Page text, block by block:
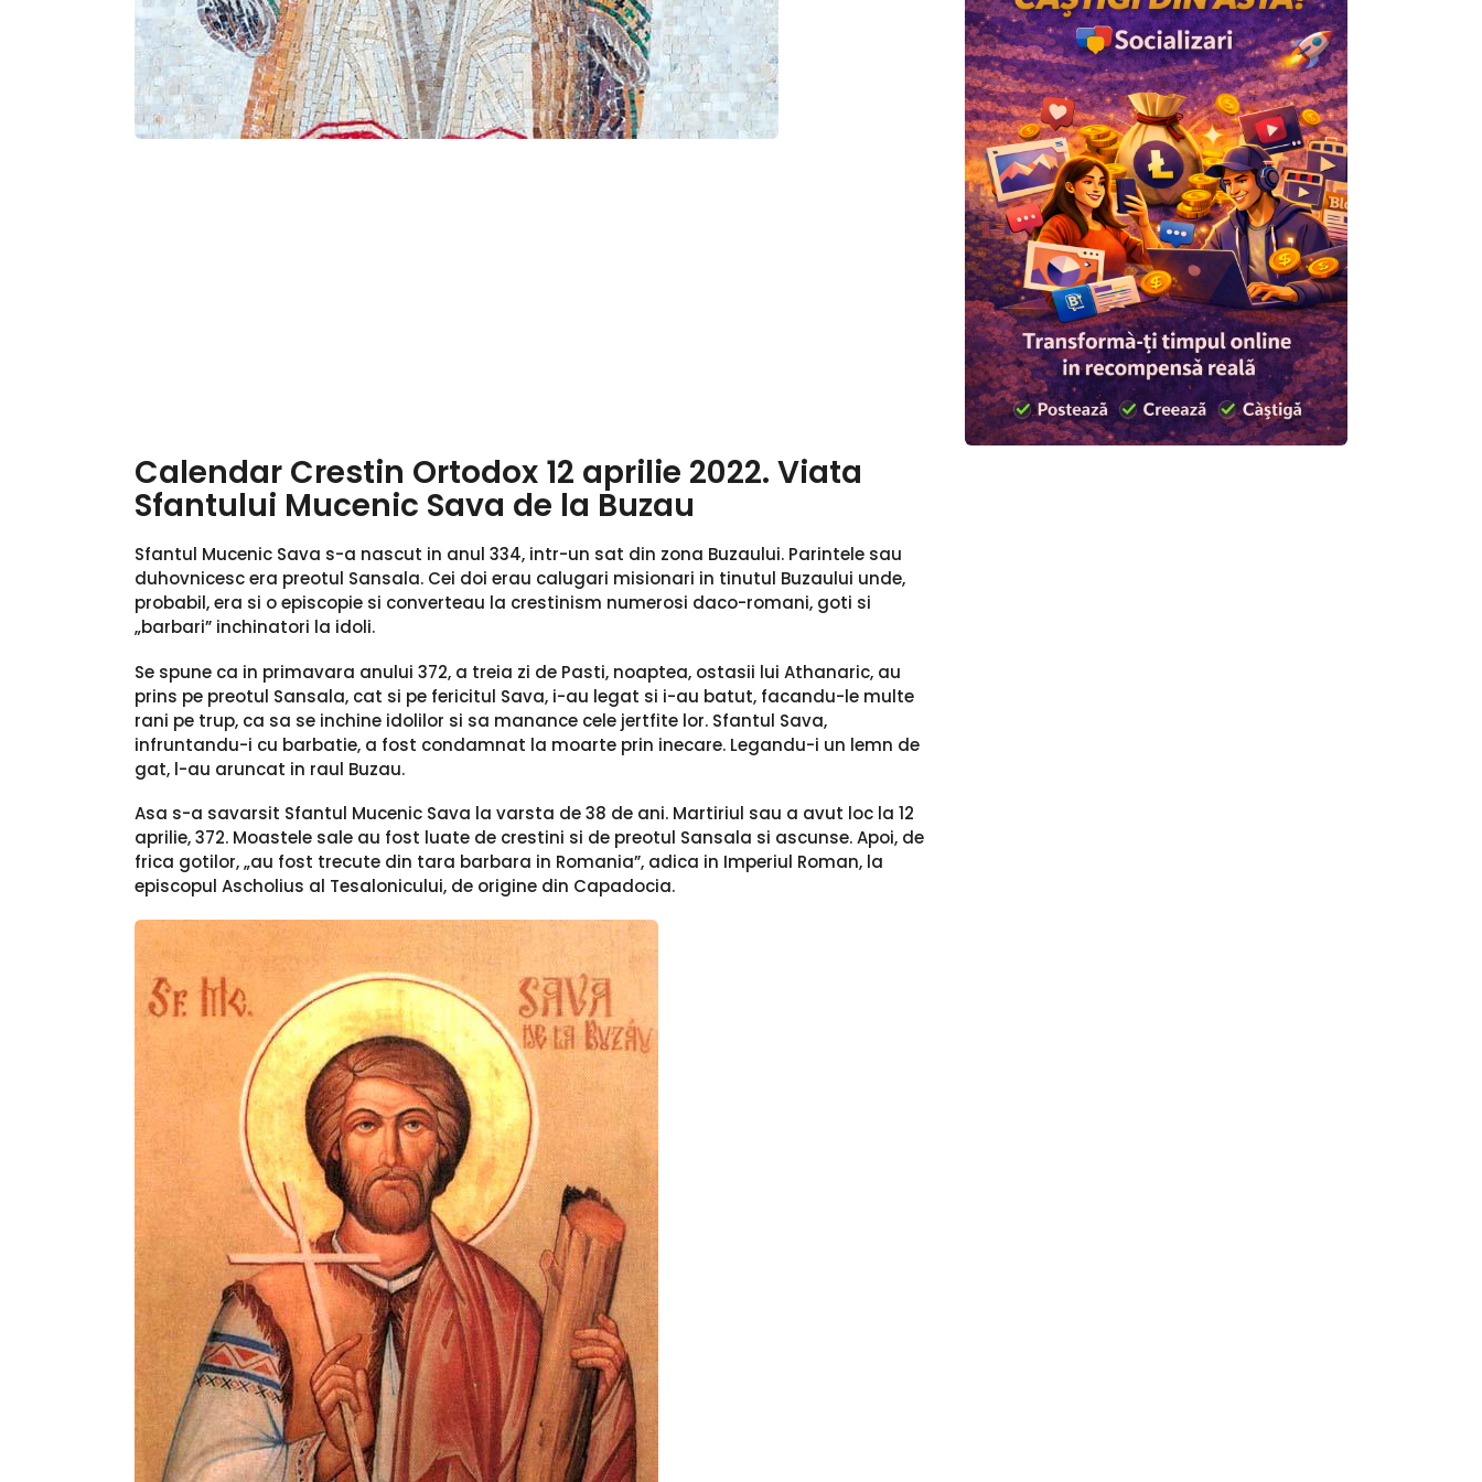
Calendar Crestin Ortodox 12 aprilie 2022. Viata
Sfantului Mucenic Sava de la Buzau
Sfantul Mucenic Sava s-a nascut in anul 334, intr-un sat din zona Buzaului. Parintele sau
duhovnicesc era preotul Sansala. Cei doi erau calugari misionari in tinutul Buzaului unde,
probabil, era si o episcopie si converteau la crestinism numerosi daco-romani, goti si
„barbari” inchinatori la idoli.
Se spune ca in primavara anului 372, a treia zi de Pasti, noaptea, ostasii lui Athanaric, au
prins pe preotul Sansala, cat si pe fericitul Sava, i-au legat si i-au batut, facandu-le multe
rani pe trup, ca sa se inchine idolilor si sa manance cele jertfite lor. Sfantul Sava,
infruntandu-i cu barbatie, a fost condamnat la moarte prin inecare. Legandu-i un lemn de
gat, l-au aruncat in raul Buzau.
Asa s-a savarsit Sfantul Mucenic Sava la varsta de 38 de ani. Martiriul sau a avut loc la 12
aprilie, 372. Moastele sale au fost luate de crestini si de preotul Sansala si ascunse. Apoi, de
frica gotilor, „au fost trecute din tara barbara in Romania”, adica in Imperiul Roman, la
episcopul Ascholius al Tesalonicului, de origine din Capadocia.